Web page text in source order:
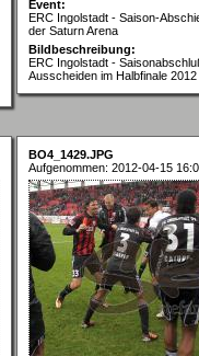
Event:
ERC Ingolstadt - Saison-
der Saturn Arena
Bildbeschreibung:
ERC Ingolstadt -
Ausscheiden im Halbfinale 2012
BO4_1429.JPG
Aufgenommen: 2012-04-15